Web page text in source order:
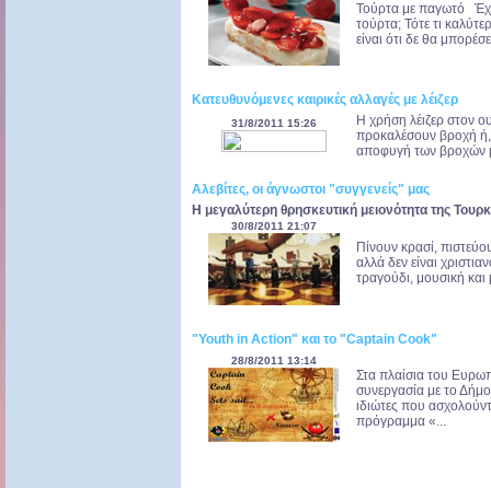
Τούρτα με παγωτό
τούρτα; Τότε τι
είναι ότι δε θα
Κατευθυνόμενες καιρικές αλλαγές με λέιζερ
31/8/2011 15:26
Η χρήση λέιζερ στον
προκαλέσουν βροχή ή,
αποφυγή των βροχών
Αλεβίτες, οι άγνωστοι "συγγενείς" μας
Η μεγαλύτερη θρησκευτική μειονότητα της
30/8/2011 21:07
Πίνουν κρασί,
αλλά δεν είναι
τραγούδι, μουσική και
"Youth in Action" και το "Captain Cook"
28/8/2011 13:14
Στα πλαίσια του
συνεργασία με το
ιδιώτες που
πρόγραμμα «...